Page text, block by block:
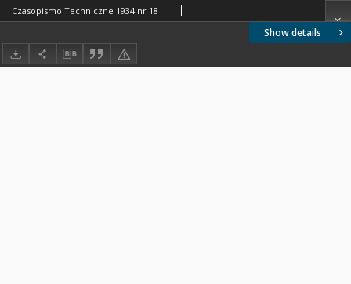
Show details
Czasopismo Techniczne 1934 nr 18